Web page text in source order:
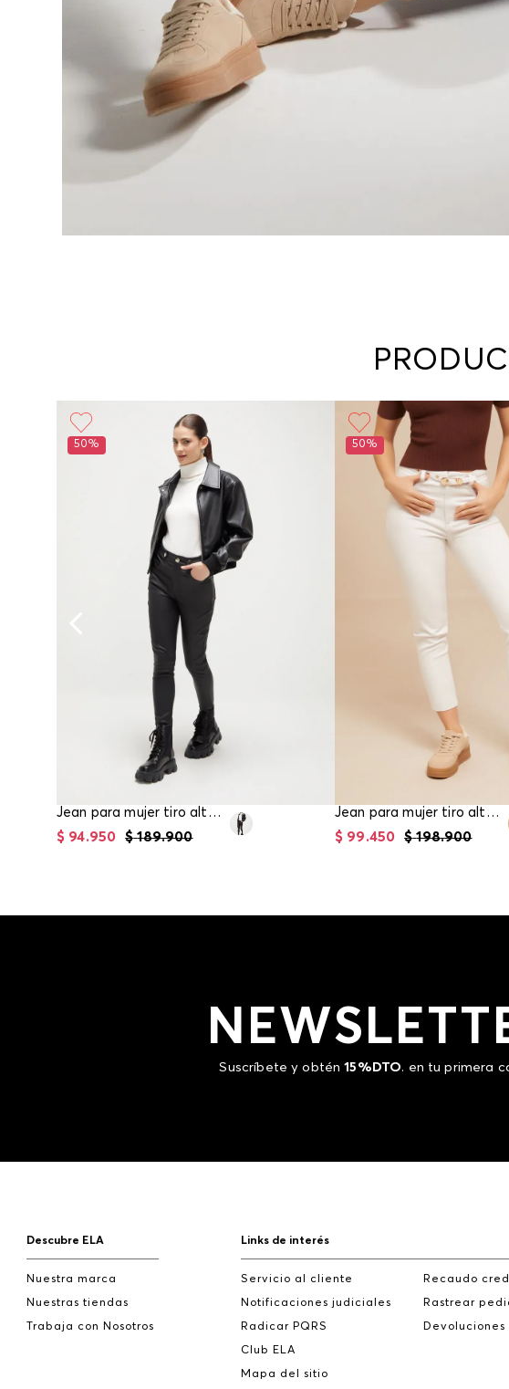
50%
Jean para mujer tiro alto skinny
$ 189.900
$ 94.950
50%
Jean para mujer tiro alto skinny
$ 198.900
$ 99.450
Suscríbete y obtén15%DTO. en tu primera
Descubre ELA
Nuestra marca
Nuestras tiendas
Trabaja con Nosotros
Links de interés
Servicio al cliente
Notificaciones judiciales
Radicar PQRS
Club ELA
Mapa del sitio
Recaudo
Rastrear
Devoluciones